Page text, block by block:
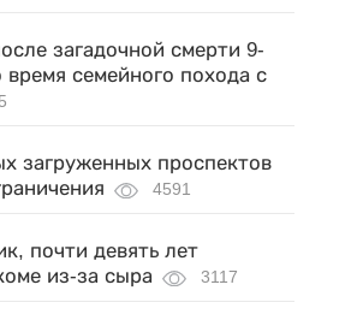
загадочной смерти 9-
время семейного похода с
загруженных проспектов
4591
почти девять лет
из-за сыра
3117